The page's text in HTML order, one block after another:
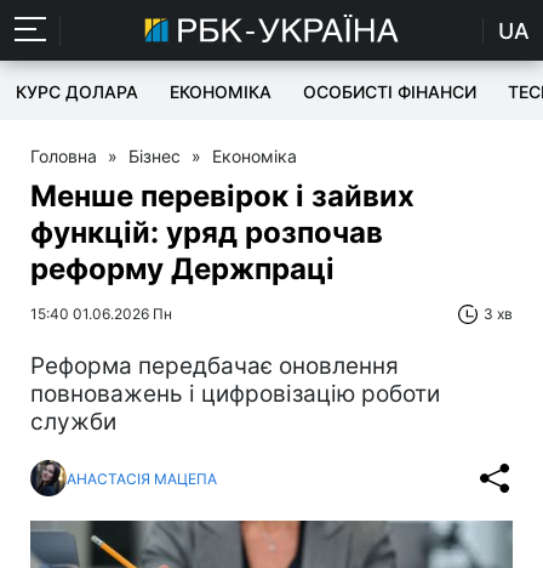
UA
КУРС ДОЛАРА ЕКОНОМІКА ОСОБИСТІ ФІНАНСИ
Головна » Бізнес » Економіка
Менше перевірок і зайвих
функцій: уряд розпочав
реформу Держпраці
15:40 01.06.2026 Пн 3 хв
Реформа передбачає оновлення
повноважень і цифровізацію роботи
служби
АНАСТАСІЯ МАЦЕПА